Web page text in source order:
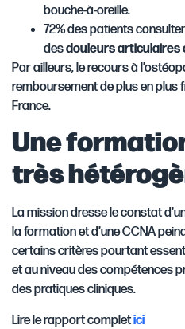
bouche-à-oreille.
72% des patients
desdouleurs articulaires
Par ailleurs, le recours à
remboursement de plus en plus
France.
Une
très
La mission dresse le constat
la formation et d’une CCNA
certains critères pourtant
et au niveau des compétences
des pratiques cliniques.
Lire le rapport completici